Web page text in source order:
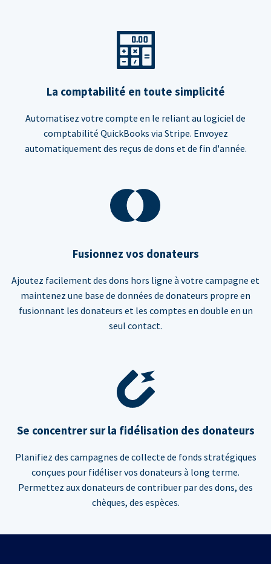
La comptabilité en toute simplicité
Automatisez votre compte en le reliant au logiciel de
comptabilité QuickBooks via Stripe. Envoyez
automatiquement des reçus de dons et de fin d'année.
Fusionnez vos donateurs
Ajoutez facilement des dons hors ligne à votre campagne et
maintenez une base de données de donateurs propre en
fusionnant les donateurs et les comptes en double en un
seul contact.
Se concentrer sur la fidélisation des donateurs
Planifiez des campagnes de collecte de fonds stratégiques
conçues pour fidéliser vos donateurs à long terme.
Permettez aux donateurs de contribuer par des dons, des
chèques, des espèces.